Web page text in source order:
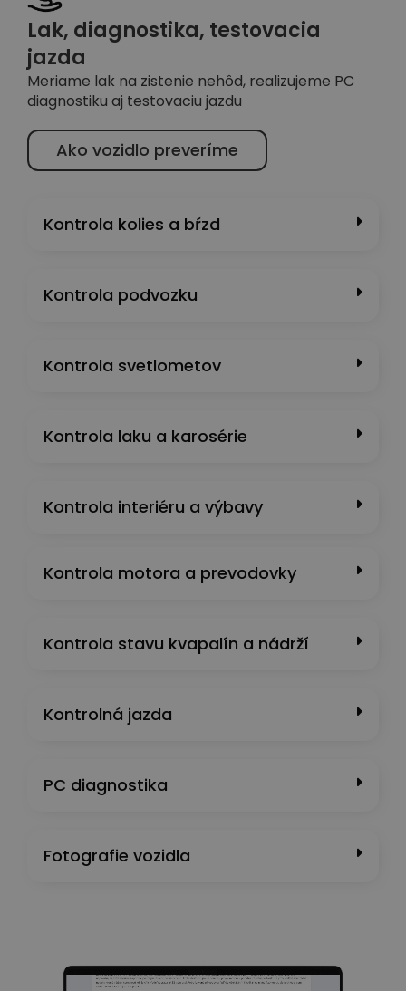
Lak, diagnostika, testovacia
jazda
Meriame lak na zistenie nehôd, realizujeme PC
diagnostiku aj testovaciu jazdu
Ako vozidlo preveríme
Kontrola kolies a bŕzd
Kontrola podvozku
Kontrola svetlometov
Kontrola laku a karosérie
Kontrola interiéru a výbavy
Kontrola motora a prevodovky
Kontrola stavu kvapalín a nádrží
Kontrolná jazda
PC diagnostika
Fotografie vozidla